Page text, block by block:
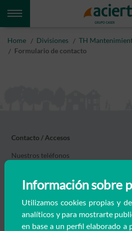
Divisiones
TH
Formulario de contacto
Contacto / Accesos
Nuestros teléfonos
Te ayudamos
Portal de colaboradores
Información sobre
Utilizamos cookies propias y
analíticos y para mostrarte
en base a un perfil elaborado a